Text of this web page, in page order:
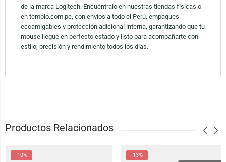
de la marca Logitech. Encuéntralo en nuestras tiendas físicas o
en templo.com.pe, con envíos a todo el Perú, empaques
ecoamigables y protección adicional interna, garantizando que tu
mouse llegue en perfecto estado y listo para acompañarte con
estilo, precisión y rendimiento todos los días.
Productos Relacionados
-10% -13%